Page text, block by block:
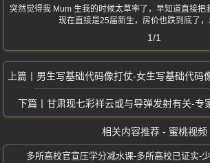
突然觉得我 Mum 生我的时候太草率了，早知道直接把
现在直接是25届新生，房价也跌到底了，
1/1
男生写基础代码像打仗-女生写基础代码像谈恋爱-
甘肃现七彩祥云或与导弹发射有关-专
相关内容推荐 - 蜜桃视频
多所高校官宣压学分减水课-多所高校已证实-